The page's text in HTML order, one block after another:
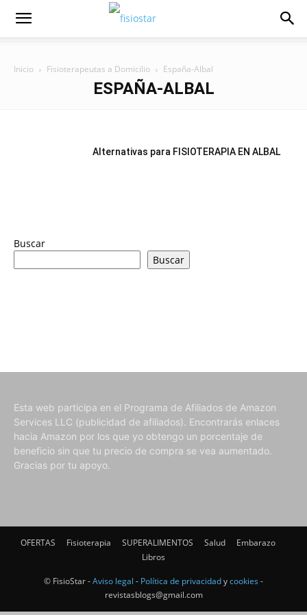
Inicio Fisioterapeutas a Domicilio España-Albal
ESPAÑA-ALBAL
Alternativas para FISIOTERAPIA EN ALBAL
Buscar
Buscar
Esta web participa en el Programa de Afiliados de Amazon
Services LLC (publicidad de afiliados). Encontrarás enlaces
hacia Amazon por los que yo obtengo un porcentaje de
beneficio sin que tu precio de compra se vea aumentado.
Gracias por tu apoyo.
OFERTAS Fisioterapia SUPERALIMENTOS Salud
Embarazo
Libros
© FisioStar -Aviso legal - Política de privacidadycookies -
revistasblogs@gmail.com